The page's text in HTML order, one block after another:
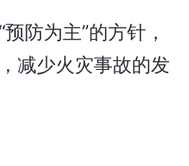
预防为主”的方针，
减少火灾事故的发